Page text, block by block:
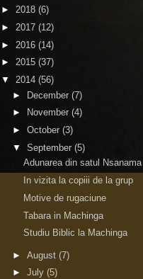
► 2018 (6)
► 2017 (12)
► 2016 (14)
► 2015 (37)
▼ 2014 (56)
► December (7)
►
November (4)
► October (3)
▼ September (5)
Adunarea din satul Nsanama
In vizita la copiii de la grup
Motive de rugaciune
Tabara in Machinga
Studiu Biblic la Machinga
► August (7)
► July (5)